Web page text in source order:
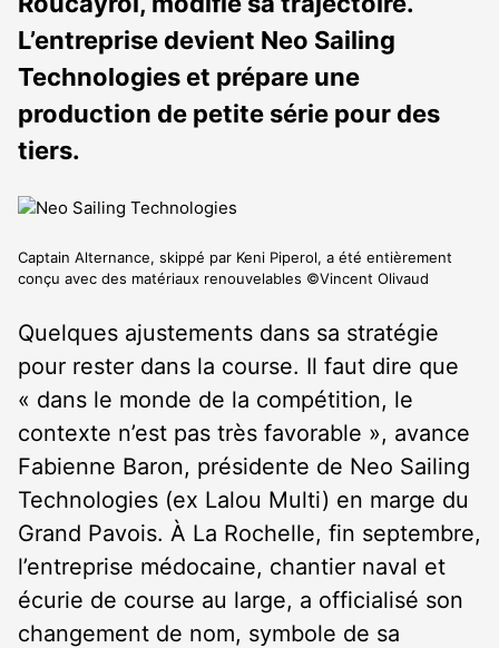
L’entreprise devient Neo Sailing
Technologies et prépare une
production de petite série pour des
tiers.
Captain Alternance, skippé par Keni Piperol, a été entièrement
conçu avec des matériaux renouvelables ©Vincent Olivaud
Quelques ajustements dans sa stratégie
pour rester dans la course. Il faut dire que
« dans le monde de la compétition, le
contexte n’est pas très favorable », avance
Fabienne Baron, présidente de Neo Sailing
Technologies (ex Lalou Multi) en marge du
Grand Pavois. À La Rochelle, fin septembre,
l’entreprise médocaine, chantier naval et
écurie de course au large, a officialisé son
changement de nom, symbole de sa